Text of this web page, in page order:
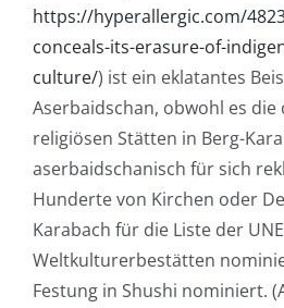
https://hyperallergic.com/
conceals-its-erasure-of-
culture/) ist ein eklatantes
Aserbaidschan, obwohl es
religiösen Stätten in Berg-
aserbaidschanisch für sich
Hunderte von Kirchen oder
Karabach für die Liste der
Weltkulturerbestätten
Festung in Shushi nominiert.